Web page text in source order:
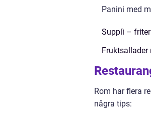
Panini med
Supplì –
Fruktsallader
Rom har flera
några tips: